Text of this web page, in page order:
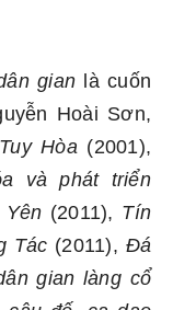
gian là cuốn
Hoài Sơn,
Hòa(2001),
và phát triển
(2011), Tín
Tác (2011), Đá
gian làng cổ